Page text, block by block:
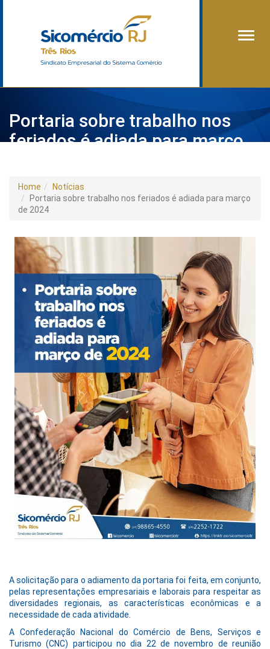
Portaria sobre trabalho nos
feriados é adiada para março
Home
Notícias
Portaria sobre trabalho nos feriados é adiada para março
de 2024
A solicitação para o adiamento da portaria foi feita, em conjunto,
pelas representações empresariais e laborais para respeitar as
diversidades regionais, as características econômicas e a
necessidade de cada atividade.
A Confederação Nacional do Comércio de Bens, Serviços e
Turismo (CNC) participou no dia 22 de novembro de reunião